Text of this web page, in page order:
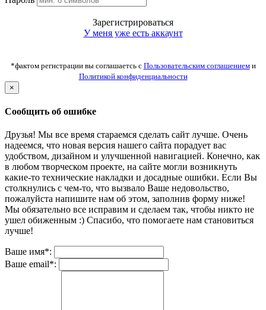
Зарегистрироваться
У меня уже есть аккаунт
*фактом регистрации вы соглашаетсь с Пользовательским соглашениеми
Политикой конфиденциальности
×
Сообщить об ошибке
Друзья! Мы все время стараемся сделать сайт лучше. Очень
надеемся, что новая версия нашего сайта порадует вас
удобством, дизайном и улучшенной навигацией. Конечно, как
в любом творческом проекте, на сайте могли возникнуть
какие-то технические накладки и досадные ошибки. Если Вы
столкнулись с чем-то, что вызвало Ваше недовольство,
пожалуйста напишите нам об этом, заполнив форму ниже!
Мы обязательно все исправим и сделаем так, чтобы никто не
ушел обиженным :) Спасибо, что помогаете нам становиться
лучше!
Ваше имя*:
Ваше email*: